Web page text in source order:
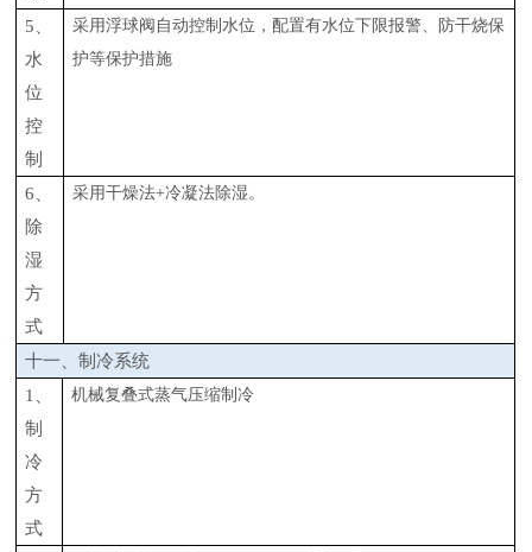
5、
水
位
控
制
采用浮球阀自动控制水位，配置有水位下限报警、防干烧保
护等保护措施
6、
除
湿
方
式
采用干燥法+冷凝法除湿。
十一、制冷系统
1、
制
冷
方
式
机械复叠式蒸气压缩制冷